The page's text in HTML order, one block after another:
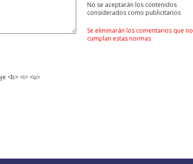
No se aceptarán los contenidos
considerados como publicitarios
Se eliminarán los comentarios que no
cumplan estas normas
<b> <i> <u>